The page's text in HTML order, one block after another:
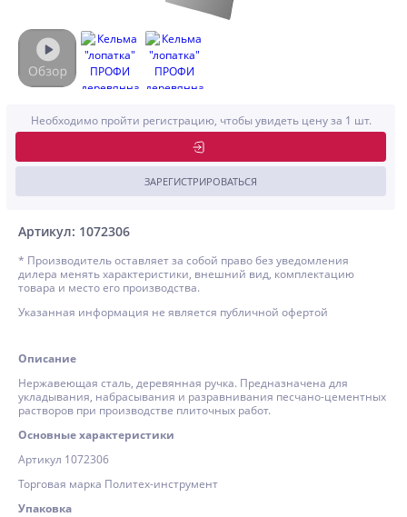
Артикул: 1072306
Необходимо пройти регистрацию, чтобы увидеть цену за 1 шт.
ЗАРЕГИСТРИРОВАТЬСЯ
* Производитель оставляет за собой право без уведомления
дилера менять характеристики, внешний вид, комплектацию
товара и место его производства.
Указанная информация не является публичной офертой
Описание
Нержавеющая сталь, деревянная ручка. Предназначена для
укладывания, набрасывания и разравнивания песчано-цементных
растворов при производстве плиточных работ.
Основные характеристики
Артикул 1072306
Торговая марка Политех-инструмент
Упаковка